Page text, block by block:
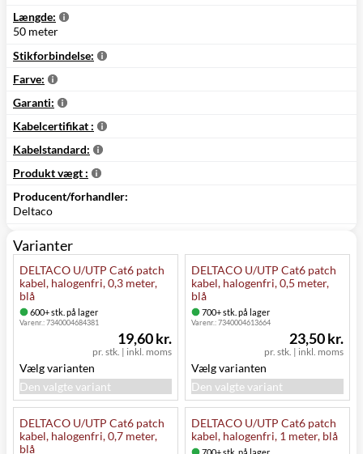
Længde:
50 meter
Stikforbindelse:
Farve:
Garanti:
Kabelcertifikat :
Kabelstandard:
Produkt vægt :
Producent/forhandler:
Deltaco
Varianter
DELTACO U/UTP Cat6 patch
kabel, halogenfri, 0,3 meter,
blå
600+ stk. på lager
Varenr.:7340004684381
pr. stk. | inkl. moms
19,60 kr.
Vælg varianten
Den valgte variant
DELTACO U/UTP Cat6 patch
kabel, halogenfri, 0,5 meter,
blå
700+ stk. på lager
Varenr.:7340004613664
pr. stk. | inkl. moms
23,50 kr.
Vælg varianten
Den valgte variant
DELTACO U/UTP Cat6 patch
kabel, halogenfri, 0,7 meter,
blå
DELTACO U/UTP Cat6 patch
kabel, halogenfri, 1 meter, blå
700+ stk. på lager